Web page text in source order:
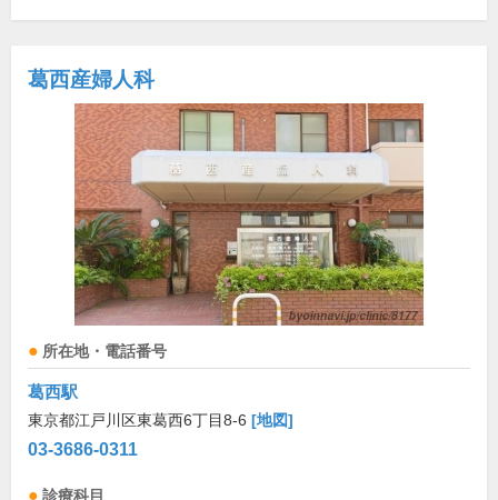
葛西産婦人科
所在地・電話番号
葛西駅
東京都江戸川区東葛西6丁目8-6 [地図]
03-3686-0311
診療科目